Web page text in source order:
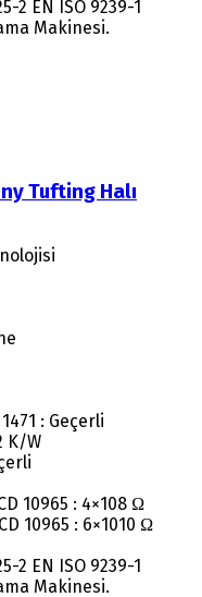
2 EN ISO 9239-1
Makinesi.
Tufting Halı
: Geçerli
K/W
10965 : 4×108 Ω
10965 : 6×1010 Ω
2 EN ISO 9239-1
Makinesi.